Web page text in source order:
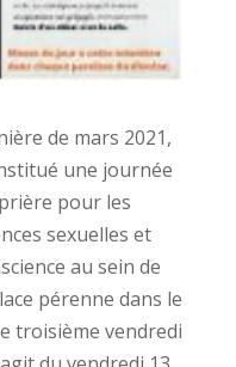
de mars 2021,
une journée
pour les
sexuelles et
au sein de
pérenne dans le
troisième vendredi